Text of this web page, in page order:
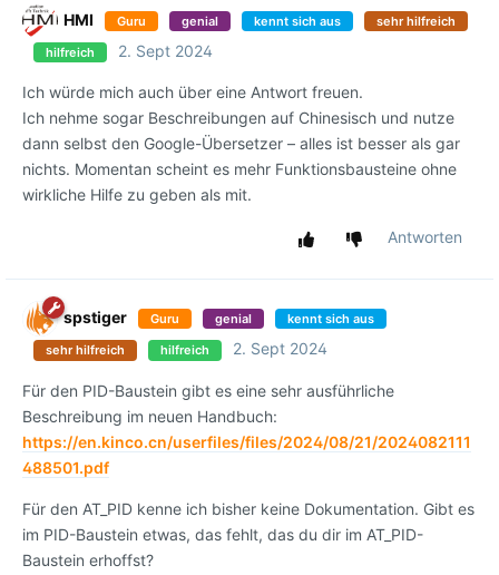
HMI Guru genial kennt sich aus sehr hilfreich
hilfreich 2. Sept 2024
Ich würde mich auch über eine Antwort freuen.
Ich nehme sogar Beschreibungen auf Chinesisch und nutze
dann selbst den Google-Übersetzer – alles ist besser als gar
nichts. Momentan scheint es mehr Funktionsbausteine ohne
wirkliche Hilfe zu geben als mit.
Antworten
spstiger Guru genial kennt sich aus
sehr hilfreich hilfreich 2. Sept 2024
Für den PID-Baustein gibt es eine sehr ausführliche
Beschreibung im neuen Handbuch:
https://en.kinco.cn/userfiles/files/2024/08/21/2024082111
488501.pdf
Für den AT_PID kenne ich bisher keine Dokumentation. Gibt es
im PID-Baustein etwas, das fehlt, das du dir im AT_PID-
Baustein erhoffst?